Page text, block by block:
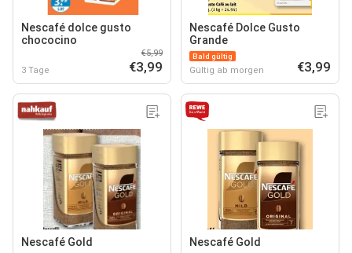
Nescafé dolce gusto
chococino
3 Tage
€5,99
€3,99
Nescafé Dolce Gusto
Grande
Bald gültig
Gültig ab morgen €3,99
Nescafé Gold Nescafé Gold